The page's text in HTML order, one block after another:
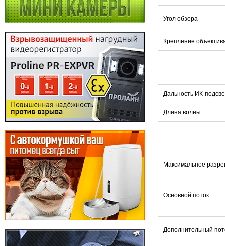
Угол обзора
Крепление
Дальность ИК-
Длина волны
Максимальное
Основной поток
Дополнительный